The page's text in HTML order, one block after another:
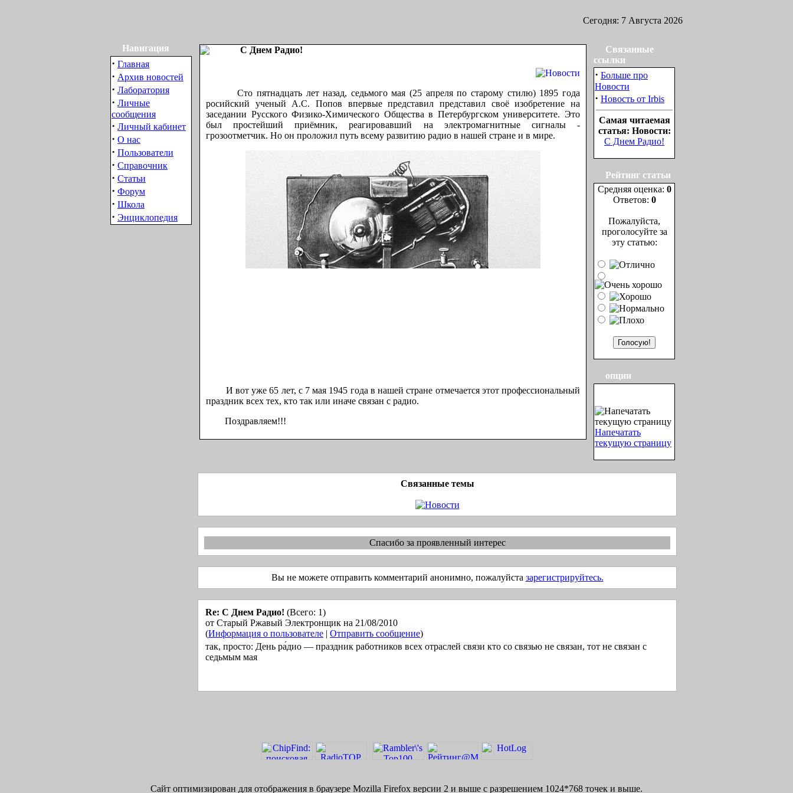
Сегодня: 7 Августа 2026
Навигация
· Главная
· Архив новостей
· Лаборатория
· Личные
сообщения
· Личный кабинет
· О нас
· Пользователи
· Справочник
· Статьи
· Форум
· Школа
· Энциклопедия
С Днем Радио!
Сто пятнадцать лет назад, седьмого мая (25 апреля по старому стилю) 1895 года
росийский ученый А.С. Попов впервые представил представил своё изобретение на
заседании Русского Физико-Химического Общества в Петербургском университете. Это
был простейший приёмник, реагировавший на электромагнитные сигналы -
грозоотметчик. Но он проложил путь всему развитию радио в нашей стране и в мире.
И вот уже 65 лет, с 7 мая 1945 года в нашей стране отмечается этот профессиональный
праздник всех тех, кто так или иначе связан с радио.
Поздравляем!!!
Связанные
ссылки
· Больше про
Новости
· Новость от Irbis
Самая читаемая
статья: Новости:
С Днем Радио!
Рейтинг статьи
Средняя оценка: 0
Ответов: 0
Пожалуйста,
проголосуйте за
эту статью:
опции
Напечатать
текущую страницу
Связанные темы
Спасибо за проявленный интерес
Вы не можете отправить комментарий анонимно, пожалуйста зарегистрируйтесь.
Re: С Днем Радио! (Всего: 1)
от Старый Ржавый Электронщик на 21/08/2010
(Информация о пользователе | Отправить сообщение)
так, просто: День ра́дио — праздник работников всех отраслей связи кто со связью не связан, тот не связан с
седьмым мая
Сайт оптимизирован для отображения в браузере Mozilla Firefox версии 2 и выше с разрешением 1024*768 точек и выше.